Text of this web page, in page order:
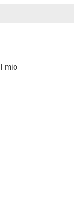
mio